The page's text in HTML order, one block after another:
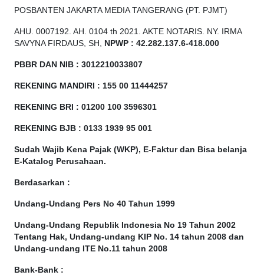
POSBANTEN JAKARTA MEDIA TANGERANG (PT. PJMT)
AHU. 0007192. AH. 0104 th 2021. AKTE NOTARIS. NY. IRMA
SAVYNA FIRDAUS, SH,
NPW P : 42.282.137.6-418.000
PBBR DAN NIB : 3012210033807
REKENING MANDIRI : 155 00 11444257
REKENING BRI : 01200 100 3596301
REKENING BJB : 0133 1939 95 001
Sudah Wajib Kena Pajak (WKP), E-Faktur dan Bisa belanja
E-Katalog Perusahaan.
Berdasarkan :
Undang-Undang Pers No 40 Tahun 1999
Undang-Undang Republik Indonesia No 19 Tahun 2002
Tentang Hak, Undang-undang KIP No. 14 tahun 2008 dan
Undang-undang ITE No.11 tahun 2008
Bank-Bank :